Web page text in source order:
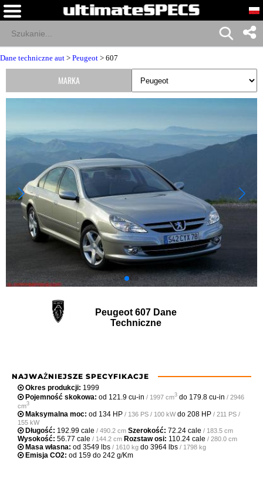
Dane techniczne aut > Peugeot > 607
Peugeot 607 Dane
Techniczne
NAJWAŻNIEJSZE SPECYFIKACJE
Okres produkcji: 1999
Pojemność skokowa: od 121.9 cu-in / 1997 cm3 do 179.8 cu-in / 2946
cm3
Maksymalna moc: od 134 HP / 136 PS / 100 kWdo 208 HP / 211 PS /
155 kW
Długość: 192.99 cale / 490.2 cm Szerokość: 72.24 cale / 183.5 cm
Wysokość: 56.77 cale / 144.2 cm Rozstaw osi: 110.24 cale / 280.0 cm
Masa własna: od 3549 lbs / 1610 kg do 3964 lbs / 1798 kg
Emisja CO2: od 159 do 242 g/Km
MARKA